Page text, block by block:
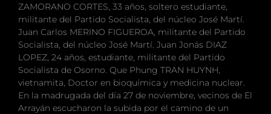
ZAMORANO CORTES, 33 años, soltero estudiante,
militante del Partido Socialista, del núcleo José Martí.
Juan Carlos MERINO FIGUEROA, militante del Partido
Socialista, del núcleo José Martí. Juan Jonás DIAZ
LOPEZ, 24 años, estudiante, militante del Partido
Socialista de Osorno. Que Phung TRAN HUYNH,
vietnamita, Doctor en bioquímica y medicina nuclear.
En la madrugada del día 27 de noviembre, vecinos de El
Arrayán escucharon la subida por el camino de un